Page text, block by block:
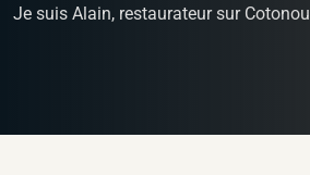
Je suis Alain, restaurateur sur Cotonou